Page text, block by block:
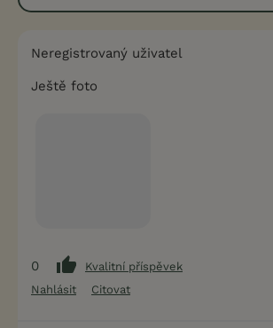
Neregistrovaný uživatel
Ještě foto
0
Kvalitní příspěvek
Nahlásit
Citovat